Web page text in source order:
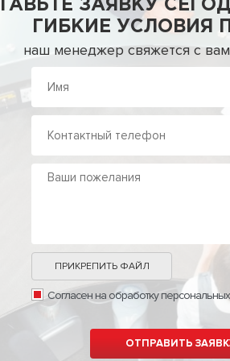
ЗАЯВКУ
ГИБКИЕ УСЛОВИЯ
наш менеджер свяжется с
ПРИКРЕПИТЬ ФАЙЛ
Согласен на обработку